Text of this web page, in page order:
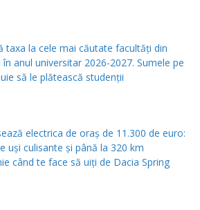
taxa la cele mai căutate facultăți din
în anul universitar 2026-2027. Sumele pe
să le plătească studenții
electrica de oraș de 11.300 de euro:
uși culisante și până la 320 km
când te face să uiți de Dacia Spring